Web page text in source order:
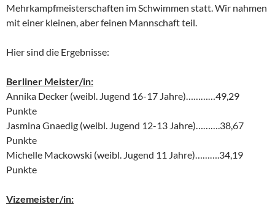
Mehrkampfmeisterschaften im Schwimmen statt. Wir nahmen
mit einer kleinen, aber feinen Mannschaft teil.
Hier sind die Ergebnisse:
Berliner Meister/in:
Annika Decker (weibl. Jugend 16-17 Jahre)…………49,29
Punkte
Jasmina Gnaedig (weibl. Jugend 12-13 Jahre)……….38,67
Punkte
Michelle Mackowski (weibl. Jugend 11 Jahre)……….34,19
Punkte
Vizemeister/in: